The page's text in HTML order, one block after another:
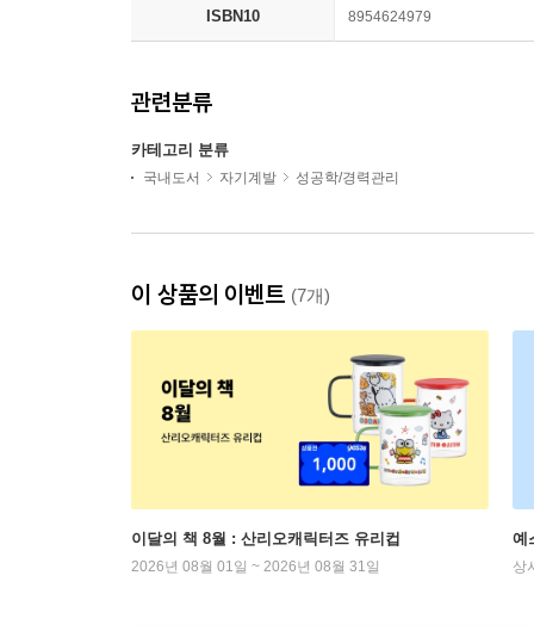
ISBN10 8954624979
관련분류
카테고리 분류
국내도서 자기계발 성공학/경력관리
이 상품의 이벤트 (7개)
이달의 책 8월 : 산리오캐릭터즈 유리컵
2026년 08월 01일 ~ 2026년 08월 31일
예
상